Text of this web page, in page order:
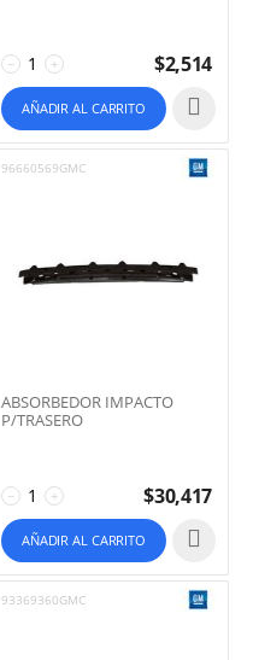
+
− $2,514
AÑADIR AL CARRITO
96660569GMC
ABSORBEDOR IMPACTO
P/TRASERO
+
− $30,417
AÑADIR AL CARRITO
93369360GMC